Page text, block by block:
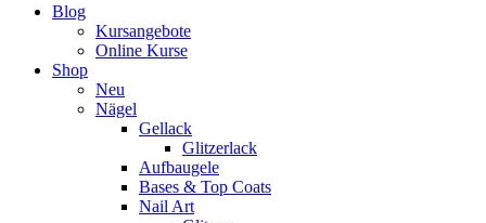
Blog
Kursangebote
Online Kurse
Shop
Neu
Nägel
Gellack
Glitzerlack
Aufbaugele
Bases & Top Coats
Nail Art